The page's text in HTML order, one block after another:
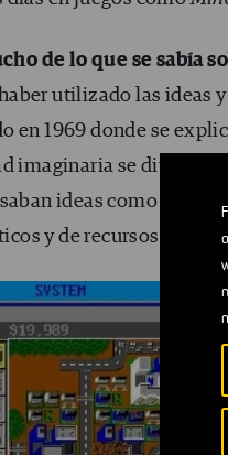
de lo que se sabía
utilizado las ideas
en 1969 donde se
imaginaria se dividía
ideas como la
y de recursos.